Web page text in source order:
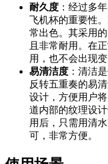
耐久度 ：经过多
飞机杯的重要性
常出色。其采用
且非常耐用。在
用，也不会出现
易清洁度 ：清洁
反转五重奏的易
设计，方便用户
道内部的纹理设
用后，只需用清
可，非常方便。